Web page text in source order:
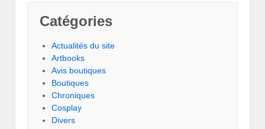
Catégories
Actualités du site
Artbooks
Avis boutiques
Boutiques
Chroniques
Cosplay
Divers